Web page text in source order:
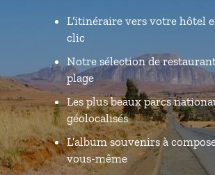
L’itinéraire vers votre hôtel
clic
Notre sélection de
plage
Les plus beaux parcs
géolocalisés
L’album souvenirs à
vous-même